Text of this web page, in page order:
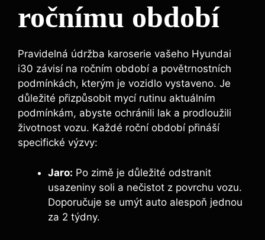
ročnímu období
Pravidelná údržba karoserie vašeho Hyundai
i30 závisí na ročním období a povětrnostních
podmínkách, kterým je vozidlo vystaveno. Je
důležité přizpůsobit mycí rutinu aktuálním
podmínkám, abyste ochránili lak a prodloužili
životnost vozu. Každé roční období přináší
specifické výzvy:
Jaro: Po zimě je důležité odstranit
usazeniny soli a nečistot z povrchu vozu.
Doporučuje se umýt auto alespoň jednou
za 2 týdny.